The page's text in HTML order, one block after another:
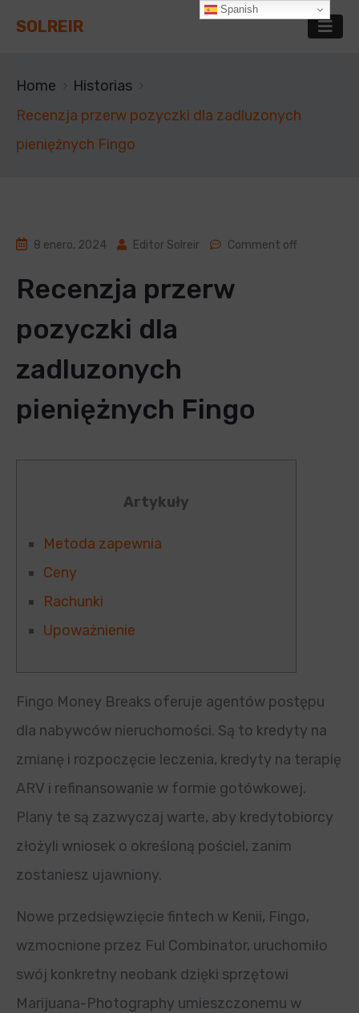
SOLREIR
Home
Historias
Recenzja przerw pozyczki dla zadluzonych
pieniężnych Fingo
8 enero, 2024 Editor Solreir Comment off
Recenzja przerw
pozyczki dla
zadluzonych
pieniężnych Fingo
Artykuły
Metoda zapewnia
Ceny
Rachunki
Upoważnienie
Fingo Money Breaks oferuje agentów postępu
dla nabywców nieruchomości. Są to kredyty na
zmianę i rozpoczęcie leczenia, kredyty na terapię
ARV i refinansowanie w formie gotówkowej.
Plany te są zazwyczaj warte, aby kredytobiorcy
złożyli wniosek o określoną pościel, zanim
zostaniesz ujawniony.
Nowe przedsięwzięcie fintech w Kenii, Fingo,
wzmocnione przez Ful Combinator, uruchomiło
swój konkretny neobank dzięki sprzętowi
Marijuana-Photography umieszczonemu w
Spanish